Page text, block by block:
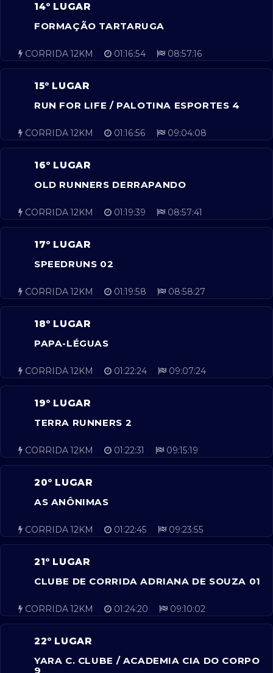
14º LUGAR
FORMAÇÃO TARTARUGA
CORRIDA 12KM 01:16:54 08:57:16
15º LUGAR
RUN FOR LIFE / PALOTINA ESPORTES 4
CORRIDA 12KM 01:16:56 09:04:08
16º LUGAR
OLD RUNNERS DERRAPANDO
CORRIDA 12KM 01:19:39 08:57:41
17º LUGAR
SPEEDRUNS 02
CORRIDA 12KM 01:19:58 08:58:27
18º LUGAR
PAPA-LÉGUAS
CORRIDA 12KM 01:22:24 09:07:24
19º LUGAR
TERRA RUNNERS 2
CORRIDA 12KM 01:22:31 09:15:19
20º LUGAR
AS ANÔNIMAS
CORRIDA 12KM 01:22:45 09:23:55
21º LUGAR
CLUBE DE CORRIDA ADRIANA DE SOUZA 01
CORRIDA 12KM 01:24:20 09:10:02
22º LUGAR
YARA C. CLUBE / ACADEMIA CIA DO CORPO
9